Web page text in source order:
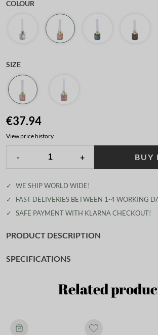
COLOUR
SIZE
€37.94
View price history
- + BUY
✓
WE SHIP WORLD WIDE!
✓
FAST DELIVERIES BETWEEN 1-4 WORKING
✓
SAFE PAYMENT WITH KLARNA CHECKOUT!
PRODUCT DESCRIPTION
SPECIFICATIONS
Related